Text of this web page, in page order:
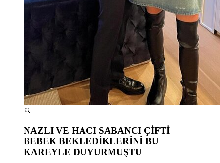
NAZLI VE HACI SABANCI ÇİFTİ
BEBEK BEKLEDİKLERİNİ BU
KAREYLE DUYURMUŞTU